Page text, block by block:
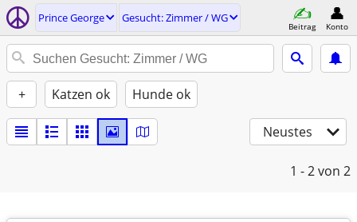
Prince George Gesucht: Zimmer / WG
Beitrag Konto
+ Katzen ok Hunde ok
Neustes
1 - 2von 2